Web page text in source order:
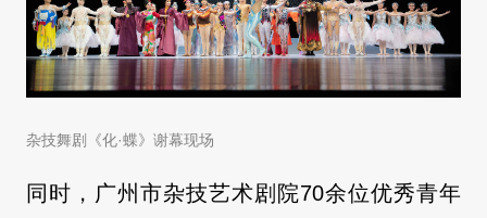
杂技舞剧《化·蝶》谢幕现场
同时，广州市杂技艺术剧院70余位优秀青年